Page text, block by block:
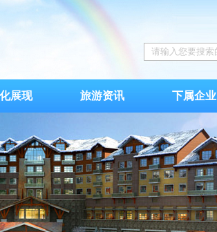
展现 旅游资讯 下属企业